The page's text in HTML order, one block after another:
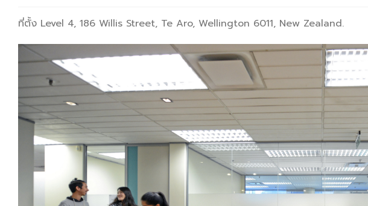
ที่ตั้ง Level 4, 186 Willis Street, Te Aro, Wellington 6011, New Zealand.